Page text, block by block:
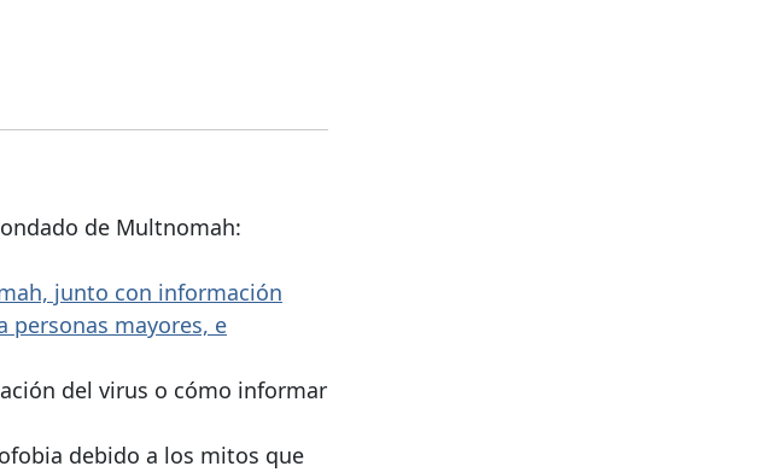
de Multnomah:
junto con información
personas mayores, e
del virus o cómo informar
debido a los mitos que